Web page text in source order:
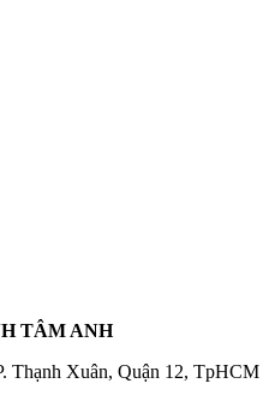
TÂM ANH
Thạnh Xuân, Quận 12, TpHCM